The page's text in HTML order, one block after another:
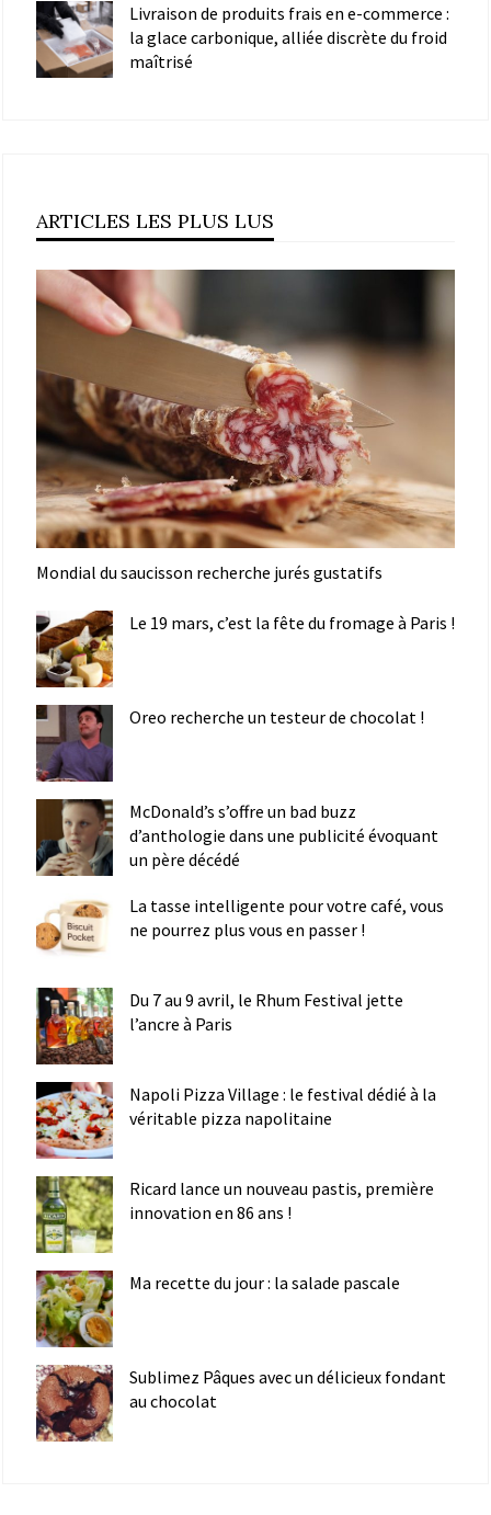
Livraison de produits frais en e-commerce :
la glace carbonique, alliée discrète du froid
maîtrisé
ARTICLES LES PLUS LUS
Mondial du saucisson recherche jurés gustatifs
Le 19 mars, c’est la fête du fromage à Paris !
Oreo recherche un testeur de chocolat !
McDonald’s s’offre un bad buzz
d’anthologie dans une publicité évoquant
un père décédé
La tasse intelligente pour votre café, vous
ne pourrez plus vous en passer !
Du 7 au 9 avril, le Rhum Festival jette
l’ancre à Paris
Napoli Pizza Village : le festival dédié à la
véritable pizza napolitaine
Ricard lance un nouveau pastis, première
innovation en 86 ans !
Ma recette du jour : la salade pascale
Sublimez Pâques avec un délicieux fondant
au chocolat